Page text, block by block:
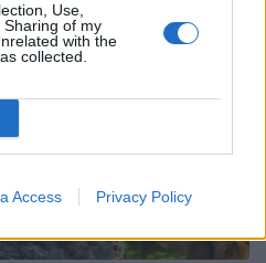
Use,
of my
with the
collected.
Access Privacy Policy